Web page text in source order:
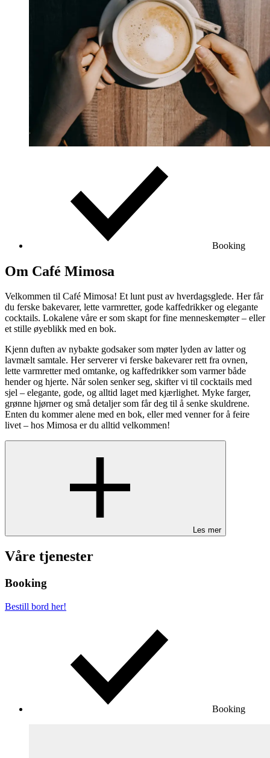
Booking
Om Café Mimosa
Velkommen til Café Mimosa! Et lunt pust av hverdagsglede. Her får
du ferske bakevarer, lette varmretter, gode kaffedrikker og elegante
cocktails. Lokalene våre er som skapt for fine menneskemøter – eller
et stille øyeblikk med en bok.
Kjenn duften av nybakte godsaker som møter lyden av latter og
lavmælt samtale. Her serverer vi ferske bakevarer rett fra ovnen,
lette varmretter med omtanke, og kaffedrikker som varmer både
hender og hjerte. Når solen senker seg, skifter vi til cocktails med
sjel – elegante, gode, og alltid laget med kjærlighet. Myke farger,
grønne hjørner og små detaljer som får deg til å senke skuldrene.
Enten du kommer alene med en bok, eller med venner for å feire
livet – hos Mimosa er du alltid velkommen!
Les mer
Våre tjenester
Booking
Bestill bord her!
Booking